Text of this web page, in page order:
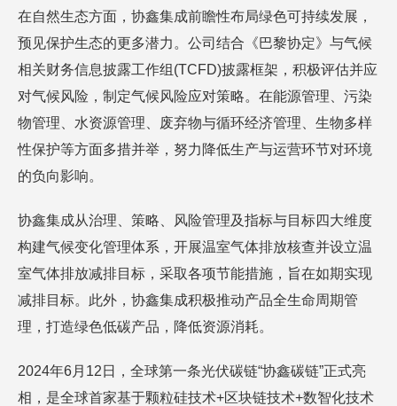
在自然生态方面，协鑫集成前瞻性布局绿色可持续发展，
预见保护生态的更多潜力。公司结合《巴黎协定》与气候
相关财务信息披露工作组(TCFD)披露框架，积极评估并应
对气候风险，制定气候风险应对策略。在能源管理、污染
物管理、水资源管理、废弃物与循环经济管理、生物多样
性保护等方面多措并举，努力降低生产与运营环节对环境
的负向影响。
协鑫集成从治理、策略、风险管理及指标与目标四大维度
构建气候变化管理体系，开展温室气体排放核查并设立温
室气体排放减排目标，采取各项节能措施，旨在如期实现
减排目标。此外，协鑫集成积极推动产品全生命周期管
理，打造绿色低碳产品，降低资源消耗。
2024年6月12日，全球第一条光伏碳链“协鑫碳链”正式亮
相，是全球首家基于颗粒硅技术+区块链技术+数智化技术